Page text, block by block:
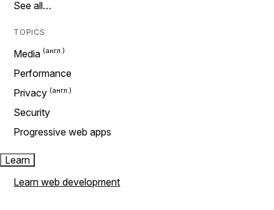
See all…
TOPICS
Media
Performance
Privacy
Security
Progressive web apps
Learn
Learn web development